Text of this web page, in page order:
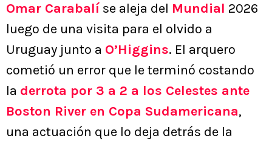
Omar Carabalí se aleja del Mundial 2026
luego de una visita para el olvido a
Uruguay junto a O’Higgins. El arquero
cometió un error que le terminó costando
la derrota por 3 a 2 a los Celestes ante
Boston River en Copa Sudamericana,
una actuación que lo deja detrás de la